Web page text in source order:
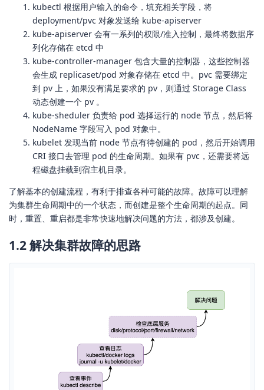
kubectl 根据用户输入的命令，填充相关字段，将
deployment/pvc 对象发送给 kube-apiserver
kube-apiserver 会有一系列的权限/准入控制，最终将数据序
列化存储在 etcd 中
kube-controller-manager 包含大量的控制器，这些控制器
会生成 replicaset/pod 对象存储在 etcd 中。pvc 需要绑定
到 pv 上，如果没有满足要求的 pv，则通过 Storage Class
动态创建一个 pv 。
kube-sheduler 负责给 pod 选择运行的 node 节点，然后将
NodeName 字段写入 pod 对象中。
kubelet 发现当前 node 节点有待创建的 pod，然后开始调用
CRI 接口去管理 pod 的生命周期。如果有 pvc，还需要将远
程磁盘挂载到宿主机目录。
了解基本的创建流程，有利于排查各种可能的故障。故障可以理解
为集群生命周期中的一个状态，而创建是整个生命周期的起点。同
时，重置、重启都是非常快速地解决问题的方法，都涉及创建。
1.2 解决集群故障的思路